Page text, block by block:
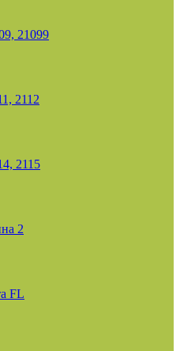
21099
2112
2115
2
FL